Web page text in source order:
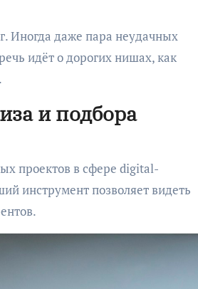
Иногда даже пара неудачных
идёт о дорогих нишах, как
и подбора
проектов в сфере digital-
инструмент позволяет видеть